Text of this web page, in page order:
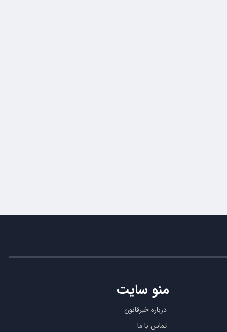
درباره خبرقانون
تماس با ما
منو سایت